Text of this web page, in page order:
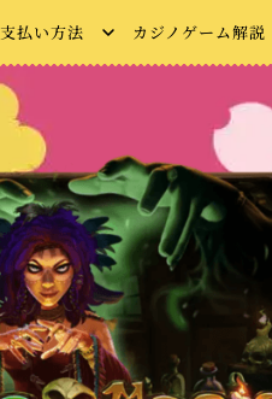
支払い方法 カジノゲーム解説